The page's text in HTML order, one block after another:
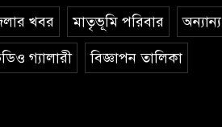
খবর মাতৃভূমি পরিবার অন্যান্য
গ্যালারী বিজ্ঞাপন তালিকা